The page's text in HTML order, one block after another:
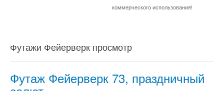
коммерческого использования!
Футажи Фейерверк просмотр
Футаж Фейерверк 73, праздничный